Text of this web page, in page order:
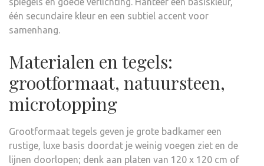
één secundaire kleur en een subtiel accent voor
samenhang.
Materialen en tegels:
grootformaat, natuursteen,
microtopping
Grootformaat tegels geven je grote badkamer een
rustige, luxe basis doordat je weinig voegen ziet en de
lijnen doorlopen; denk aan platen van 120 x 120 cm of